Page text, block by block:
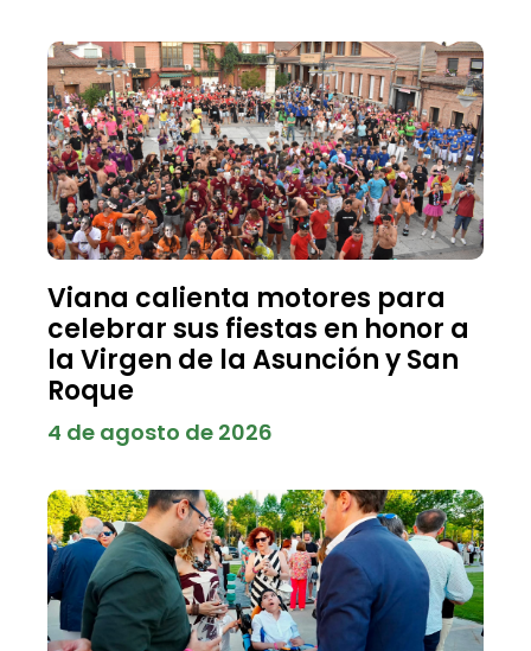
Viana calienta motores para
celebrar sus fiestas en honor a
la Virgen de la Asunción y San
Roque
4 de agosto de 2026